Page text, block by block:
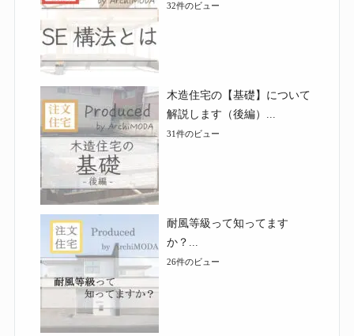
32件のビュー
木造住宅の【基礎】について
解説します（後編）...
31件のビュー
耐風等級って知ってます
か？...
26件のビュー